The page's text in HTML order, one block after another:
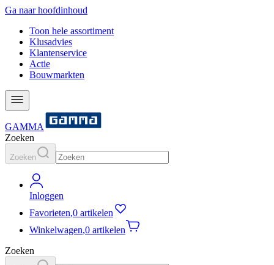
Ga naar hoofdinhoud
Toon hele assortiment
Klusadvies
Klantenservice
Actie
Bouwmarkten
GAMMA
Zoeken
Zoeken
Inloggen
Favorieten,0 artikelen
Winkelwagen,0 artikelen
Zoeken